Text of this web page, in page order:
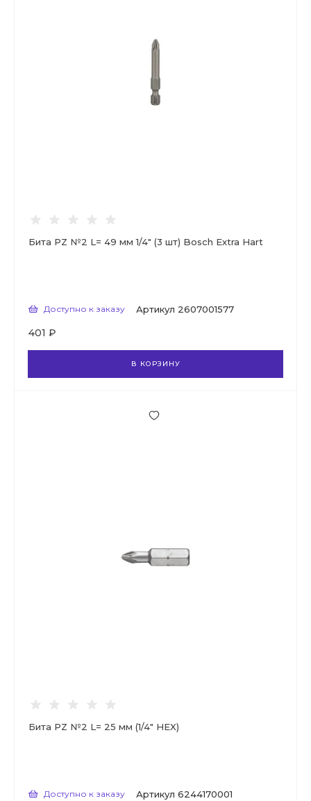
Бита PZ №2 L= 49 мм 1/4" (3 шт) Bosch Extra Hart
Доступно к заказу Артикул 2607001577
401 ₽
В КОРЗИНУ
Бита PZ №2 L= 25 мм (1/4" HEX)
Доступно к заказу Артикул 6244170001